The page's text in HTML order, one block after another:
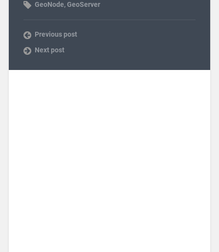
GeoNode,GeoServer
Previous post
Next post